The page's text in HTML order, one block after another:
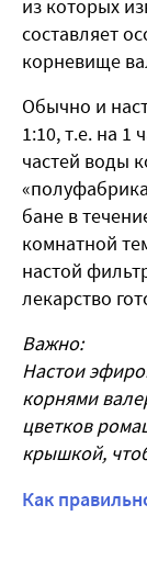
из которых
составляет
корневище
Обычно и
1:10, т.е. на 1
частей воды
бане в
комнатной
настой
лекарство
Важно:
Настои
корнями
цветков
крышкой,
Как